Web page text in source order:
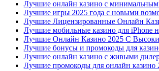
Лучшие онлайн казино с минимальным
Лучшие игры 2025 года с новыми
Лучшие Лицензированные Онлайн
Лучшие мобильные казино для iPhone
Лучшие Онлайн Казино 2025 С
Лучшие бонусы и промокоды для
Лучшие онлайн казино с живыми
Лучшие промокоды для онлайн казино